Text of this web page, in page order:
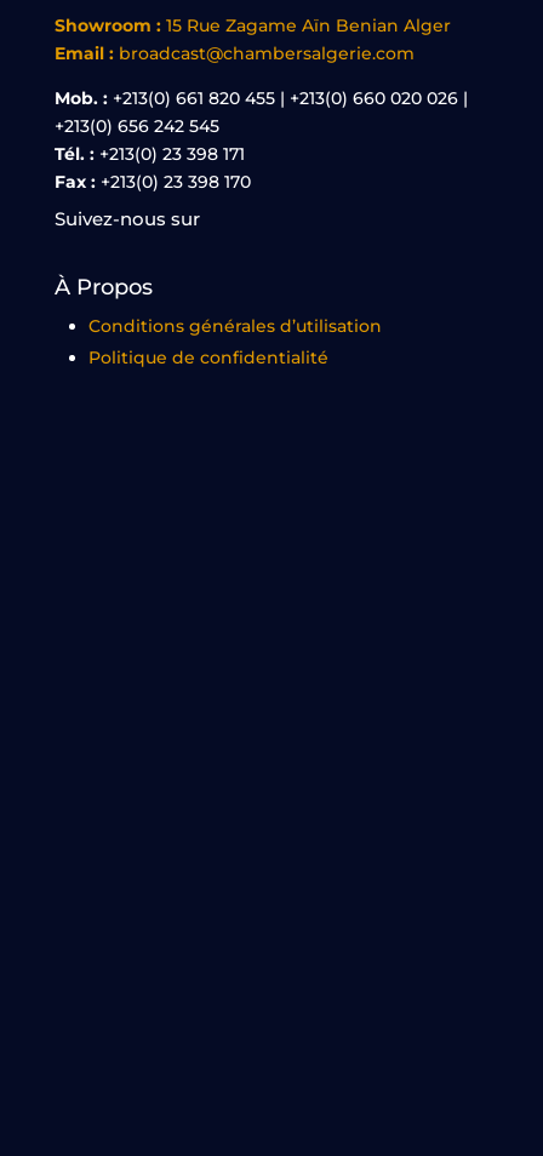
Showroom : 15 Rue Zagame Aïn Benian Alger
Email : broadcast@chambersalgerie.com
Mob. :+213(0) 661 820 455 | +213(0) 660 020 026 |
+213(0) 656 242 545
Tél. : +213(0) 23 398 171
Fax : +213(0) 23 398 170
Suivez-nous sur
À Propos
Conditions générales d’utilisation
Politique de confidentialité